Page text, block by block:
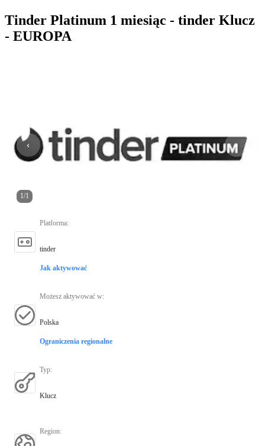
Tinder Platinum 1 miesiąc - tinder Klucz
- EUROPA
1/1
Platforma:
tinder
Jak aktywować
Możesz aktywować w:
Polska
Ograniczenia regionalne
Typ:
Klucz
Region: